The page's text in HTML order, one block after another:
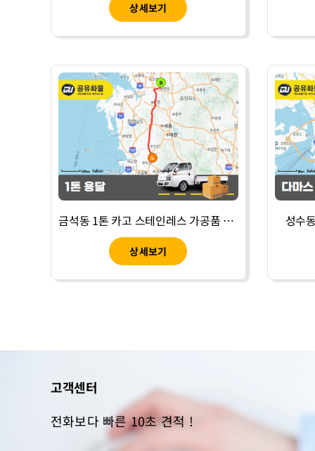
상세보기
금석동 1톤 카고 스테인레스 가공품 운송
상세보기
성수
고객센터
전화보다 빠른 10초 견적 !